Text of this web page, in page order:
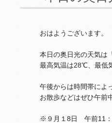
おはようございます。
本日の奥日光の天気は
最高気温は28℃、最低
午後からは時間帯によ
お散歩などはぜひ午前
※９月１8日 午前11